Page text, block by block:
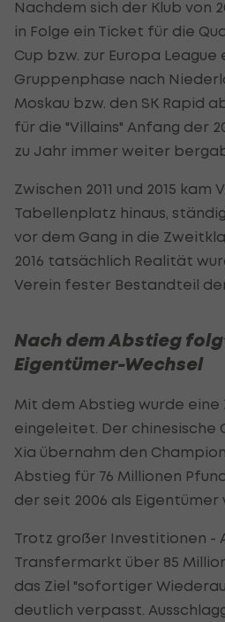
Nachdem sich der Klub von
in Folge ein Ticket für die
Cup bzw. zur Europa
Gruppenphase nach
Moskau bzw. den SK Rapid
für die "Villains" Anfang der
zu Jahr immer weiter
Zwischen 2011 und 2015 kam
Tabellenplatz hinaus,
vor dem Gang in die
2016 tatsächlich Realität
Verein fester Bestandteil
Nach dem Abstieg
Eigentümer-Wechsel
Mit dem Abstieg wurde
eingeleitet. Der chinesische
Xia übernahm den
Abstieg für 76 Millionen
der seit 2006 als Eigentümer
Trotz großer Investitionen -
Transfermarkt über 85
das Ziel "sofortiger
deutlich verpasst.